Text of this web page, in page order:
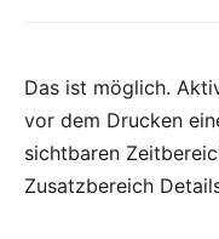
Das ist möglich.
vor dem Drucken
sichtbaren
Zusatzbereich